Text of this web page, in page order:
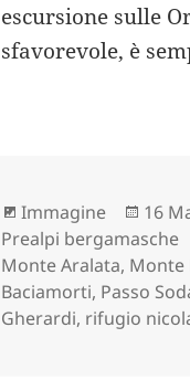
escursione sulle
sfavorevole, è
Formato
Immagine
il
16
Prealpi bergamasche
Monte Aralata, Monte
Baciamorti, Passo
Gherardi, rifugio